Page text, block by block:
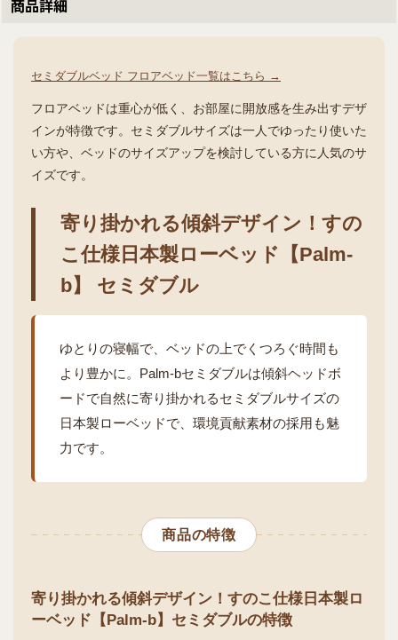
商品詳細
セミダブルベッド フロアベッド一覧はこちら →
フロアベッドは重心が低く、お部屋に開放感を生み出すデザ
インが特徴です。セミダブルサイズは一人でゆったり使いた
い方や、ベッドのサイズアップを検討している方に人気のサ
イズです。
寄り掛かれる傾斜デザイン！すの
こ仕様日本製ローベッド【Palm-
b】 セミダブル
ゆとりの寝幅で、ベッドの上でくつろぐ時間も
より豊かに。Palm-bセミダブルは傾斜ヘッドボ
ードで自然に寄り掛かれるセミダブルサイズの
日本製ローベッドで、環境貢献素材の採用も魅
力です。
商品の特徴
寄り掛かれる傾斜デザイン！すのこ仕様日本製ロ
ーベッド【Palm-b】セミダブルの特徴